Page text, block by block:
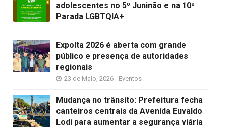
adolescentes no 5º Juninão e na 10ª
Parada LGBTQIA+
Expoíta 2026 é aberta com grande
público e presença de autoridades
regionais
23 de Maio, 2026 Eventos
Mudança no trânsito: Prefeitura fecha
canteiros centrais da Avenida Euvaldo
Lodi para aumentar a segurança viária